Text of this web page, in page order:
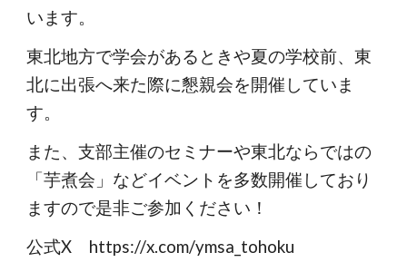
います。
東北地方で学会があるときや夏の学校前、東
北に出張へ来た際に懇親会を開催していま
す。
また、支部主催のセミナーや東北ならではの
「芋煮会」などイベントを多数開催しており
ますので是非ご参加ください！
公式X https://x.com/ymsa_tohoku